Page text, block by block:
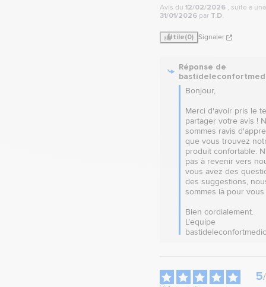
Avis du 12/02/2026 , suite à
31/01/2026 par T.D.
Utile(0) Signaler
Réponse de
Bonjour,
Merci d'avoir pris le
partager votre avis !
sommes ravis
que vous trouvez
produit confortable.
pas à revenir vers
vous avez des
des suggestions,
sommes là pour
Bien cordialement.
L’équipe
5/